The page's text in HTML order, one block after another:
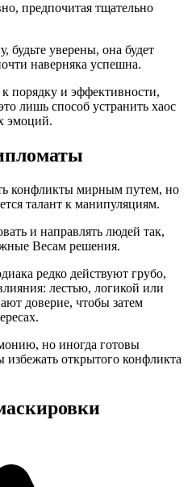
предпочитая тщательно
будьте уверены, она будет
наверняка успешна.
порядку и эффективности,
лишь способ устранить хаос
эмоций.
конфликты мирным путем, но
талант к манипуляциям.
и направлять людей так,
Весам решения.
редко действуют грубо,
лестью, логикой или
доверие, чтобы затем
но иногда готовы
избежать открытого конфликта